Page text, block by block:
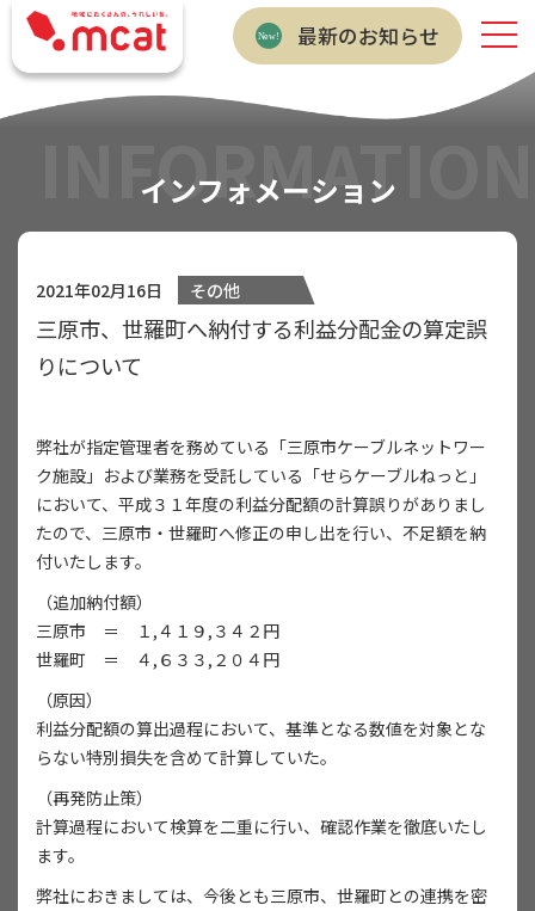
最新のお知らせ
インフォメーション
INFORMATION
2021年02月16日 その他
三原市、世羅町へ納付する利益分配金の算定誤
りについて
弊社が指定管理者を務めている「三原市ケーブルネットワー
ク施設」および業務を受託している「せらケーブルねっと」
において、平成３１年度の利益分配額の計算誤りがありまし
たので、三原市・世羅町へ修正の申し出を行い、不足額を納
付いたします。
（追加納付額）
三原市 ＝ １,４１９,３４２円
世羅町 ＝ ４,６３３,２０４円
（原因）
利益分配額の算出過程において、基準となる数値を対象とな
らない特別損失を含めて計算していた。
（再発防止策）
計算過程において検算を二重に行い、確認作業を徹底いたし
ます。
弊社におきましては、今後とも三原市、世羅町との連携を密